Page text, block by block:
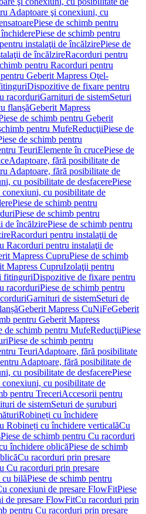
Adaptoare şi conexiuni, cu
Piese de schimb pentru
Piese de schimb pentru
instalaţii de încălzirePiese de
de încălzireRacorduri pentru
pentru Racorduri pentru
Geberit Mapress Oţel-
Dispozitive de fixare pentru
racorduriGarnituri de sistemSeturi
flanșăGeberit Mapress
de schimb pentru Geberit
pentru MufeReducţiiPiese de
de schimb pentru
TeuriElemente în crucePiese de
Adaptoare, fără posibilitate de
Adaptoare, fără posibilitate de
cu posibilitate de desfacerePiese
cu posibilitate de
Piese de schimb pentru
Piese de schimb pentru
de încălzirePiese de schimb pentru
Racorduri pentru instalaţii de
Racorduri pentru instalaţii de
Mapress CupruPiese de schimb
Mapress CupruIzolaţii pentru
fitinguriDispozitive de fixare pentru
racorduriPiese de schimb pentru
Garnituri de sistemSeturi de
Geberit Mapress CuNiFeGeberit
pentru Geberit Mapress
de schimb pentru MufeReducţiiPiese
Piese de schimb pentru
TeuriAdaptoare, fără posibilitate
Adaptoare, fără posibilitate de
cu posibilitate de desfacerePiese
cu posibilitate de
pentru TreceriAccesorii pentru
de sistemSeturi de șuruburi
Robineți cu închidere
Robineți cu închidere verticalăCu
Piese de schimb pentru Cu racorduri
închidere oblicăPiese de schimb
Cu racorduri prin presare
Cu racorduri prin presare
cu bilăPiese de schimb pentru
conexiuni de presare FlowFitPiese
de presare FlowFitCu racorduri prin
pentru Cu racorduri prin presare